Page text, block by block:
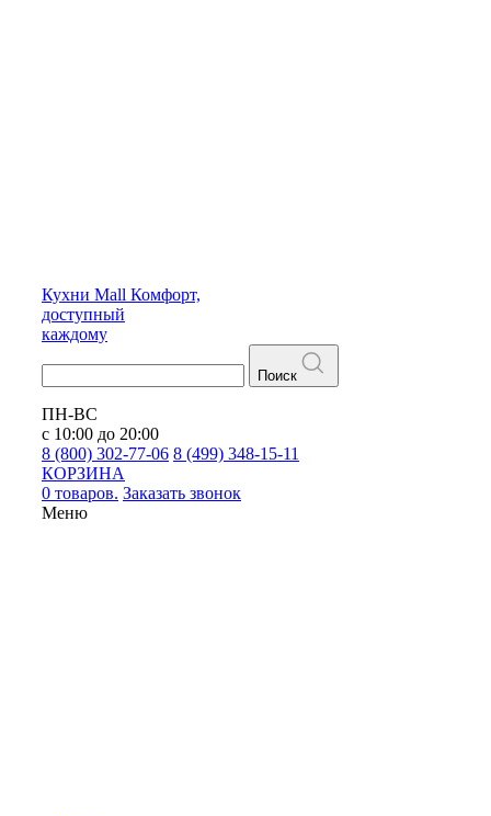
Кухни Mall Комфорт,
доступный
каждому
Поиск
ПН-ВС
с 10:00 до 20:00
8 (800) 302-77-06 8 (499) 348-15-11
КОРЗИНА
0 товаров. Заказать звонок
Меню